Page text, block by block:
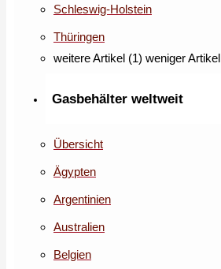
Schleswig-Holstein
Thüringen
weitere Artikel (1) weniger Artikel
Gasbehälter weltweit
Übersicht
Ägypten
Argentinien
Australien
Belgien